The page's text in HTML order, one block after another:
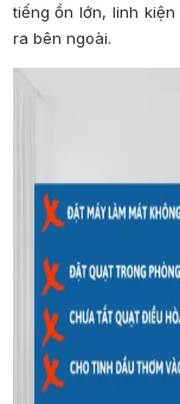
tiếng ồn lớn, linh
ra bên ngoài.